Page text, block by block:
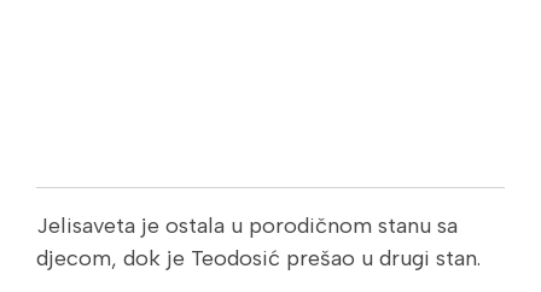
Jelisaveta je ostala u porodičnom stanu sa
djecom, dok je Teodosić prešao u drugi stan.